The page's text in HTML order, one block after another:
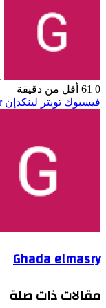
0
أقل من دقيقة
فيسبوك تويتر لينكدإن
Ghada elmasry
مقالات ذات صلة